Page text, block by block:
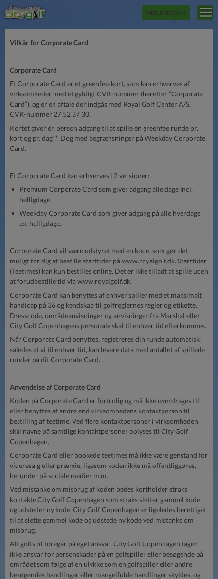
MEDLEMS LOGIN EN
Vilkår for Corporate Card
Corporate Card
Et Corporate Card er et greenfee-kort, som kan erhverves af
virksomheder med et gyldigt CVR-nummer (herefter ”Corporate
Card”), og er en aftale der indgås med Royal Golf Center A/S,
CVR-nummer 27 52 37 30.
Kortet giver én person adgang til at spille én greenfee runde pr.
kort og pr. dag**. Dog med begrænsninger på Weekday Corporate
Card.
Et Corporate Card kan erhverves i 2 versioner:
Premium Corporate Card som giver adgang alle dage incl.
helligdage.
Weekday Corporate Card som giver adgang på alle hverdage
ex. helligdage.
Corporate Card vil være udstyret med en kode, som gør det
muligt for dig at bestille starttider på www.royalgolf.dk. Starttider
(Teetimes) kan kun bestilles online. Det er ikke tilladt at spille uden
at forudbestille tid via www.royalgolf.dk.
Corporate Card kan benyttes af enhver spiller med et maksimalt
handicap på 36 og kendskab til golfreglernes regler og etikette.
Dresscode, områdeanvisninger og anvisninger fra Marshal eller
City Golf Copenhagens personale skal til enhver tid efterkommes.
Når Corporate Card benyttes, registreres din runde automatisk,
således at vi til enhver tid, kan levere data med antallet af spillede
runder på dit Corporate Card.
Anvendelse af Corporate Card
Koden på Corporate Card er fortrolig og må ikke overdrages til
eller benyttes af andre end virksomhedens kontaktperson til
bestilling af teetime. Ved flere kontaktpersoner i virksomheden
skal navne på samtlige kontaktpersoner oplyses til City Golf
Copenhagen.
Corporate Card eller bookede teetimes må ikke være genstand for
videresalg eller præmie, ligesom koden ikke må offentliggøres,
herunder på sociale medier m.m.
Ved mistanke om misbrug af koden bedes kortholder straks
kontakte City Golf Copenhagen som straks sletter gammel kode
og udsteder ny kode. City Golf Copenhagen er ligeledes berettiget
til at slette gammel kode og udstede ny kode ved mistanke om
misbrug.
Alt golfspil foregår på eget ansvar. City Golf Copenhagen tager
ikke ansvar for personskader på en golfspiller eller besøgende på
området som følge af en ulykke som en golfspiller eller andre
besøgendes handlinger eller mangelfulde handlinger skyldes, og